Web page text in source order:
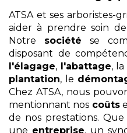
ATSA et ses arboristes-
aider à prendre soin
Notre société se
disposant de
l'élagage, l'abattage,
plantation, le
Chez ATSA, nous
mentionnant nos coûts
de nos prestations.
une entreprise, un